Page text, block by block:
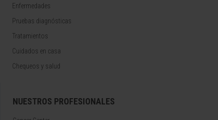
Enfermedades
Pruebas diagnósticas
Tratamientos
Cuidados en casa
Chequeos y salud
NUESTROS PROFESIONALES